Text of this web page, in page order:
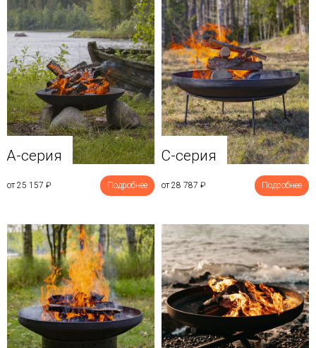
A-серия
от 25 157 ₽ Подробнее
C-серия
от 28 787 ₽ Подробнее